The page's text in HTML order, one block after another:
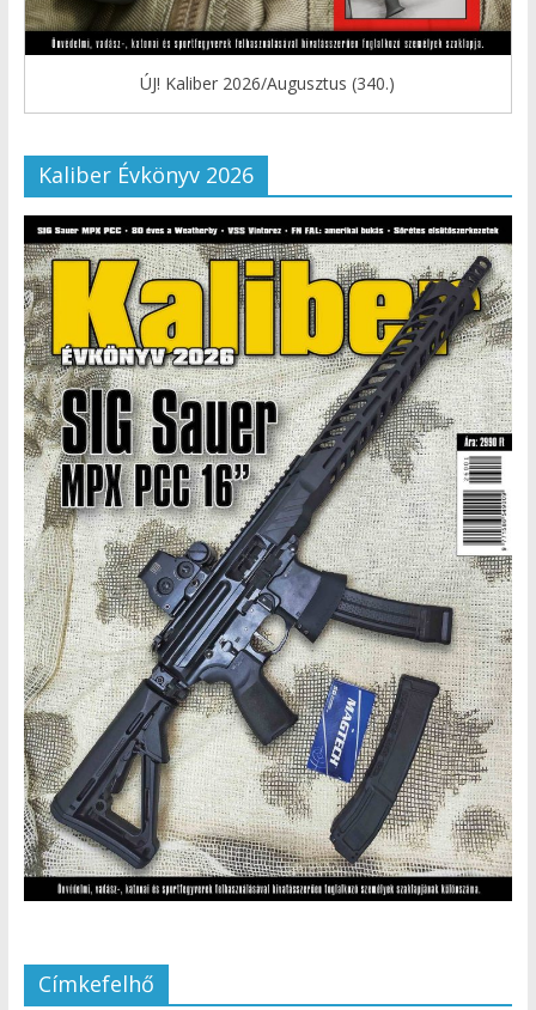
ÚJ! Kaliber 2026/Augusztus (340.)
Kaliber Évkönyv 2026
Címkefelhő